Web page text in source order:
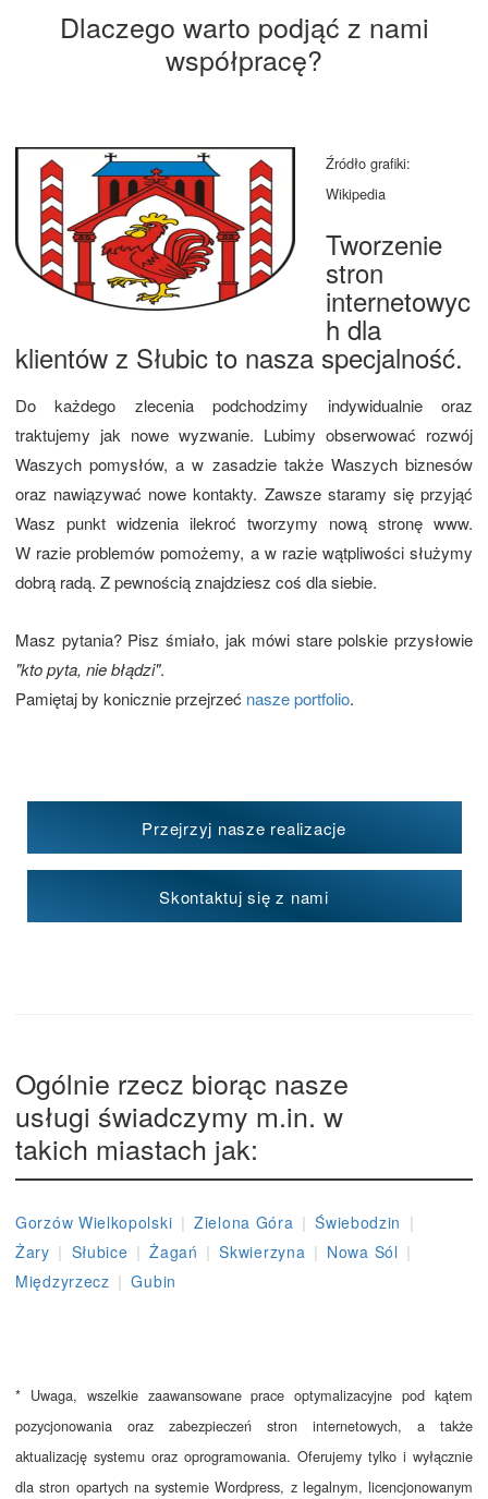
Dlaczego warto podjąć z nami
współpracę?
Źródło grafiki:
Wikipedia
Tworzenie
stron
internetowyc
h dla
klientów z Słubic to nasza specjalność.
Do każdego zlecenia podchodzimy indywidualnie oraz
traktujemy jak nowe wyzwanie. Lubimy obserwować rozwój
Waszych pomysłów, a w zasadzie także Waszych biznesów
oraz nawiązywać nowe kontakty. Zawsze staramy się przyjąć
Wasz punkt widzenia ilekroć tworzymy nową stronę www.
W razie problemów pomożemy, a w razie wątpliwości służymy
dobrą radą. Z pewnością znajdziesz coś dla siebie.
Masz pytania? Pisz śmiało, jak mówi stare polskie przysłowie
"kto pyta, nie błądzi".
Pamiętaj by konicznie przejrzeć nasze portfolio.
Przejrzyj nasze realizacje
Skontaktuj się z nami
Ogólnie rzecz biorąc nasze
usługi świadczymy m.in. w
takich miastach jak:
Gorzów Wielkopolski | Zielona Góra | Świebodzin |
Żary | Słubice | Żagań | Skwierzyna | Nowa Sól |
Międzyrzecz | Gubin
* Uwaga, wszelkie zaawansowane prace optymalizacyjne pod kątem
pozycjonowania oraz zabezpieczeń stron internetowych, a także
aktualizację systemu oraz oprogramowania. Oferujemy tylko i wyłącznie
dla stron opartych na systemie Wordpress, z legalnym, licencjonowanym